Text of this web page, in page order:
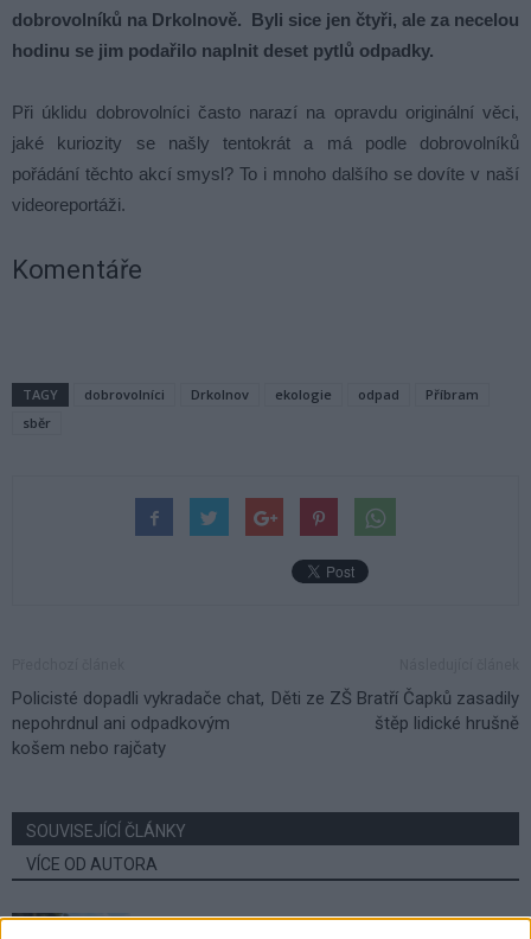
dobrovolníků na Drkolnově. Byli sice jen čtyři, ale za necelou
hodinu se jim podařilo naplnit deset pytlů odpadky.
Při úklidu dobrovolníci často narazí na opravdu originální věci,
jaké kuriozity se našly tentokrát a má podle dobrovolníků
pořádání těchto akcí smysl? To i mnoho dalšího se dovíte v naší
videoreportáži.
Komentáře
TAGY dobrovolníci Drkolnov ekologie odpad
Příbram
sběr
Policisté dopadli vykradače chat,
nepohrdnul ani odpadkovým
košem nebo rajčaty
Děti ze ZŠ Bratří Čapků zasadily
štěp lidické hrušně
SOUVISEJÍCÍ ČLÁNKY
VÍCE OD AUTORA
Nález munice může skončit tragicky.